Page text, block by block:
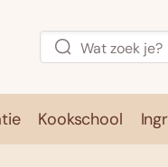
Kookschool